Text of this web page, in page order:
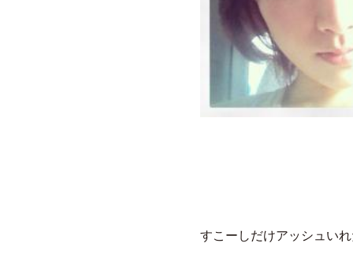
すこーしだけアッシュい